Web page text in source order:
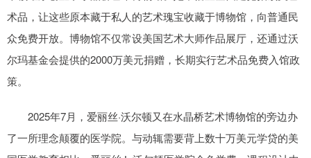
术品，让这些原本藏于私人的艺术瑰宝收藏于博物馆，向普通民
众免费开放。博物馆不仅常设美国艺术大师作品展厅，还通过沃
尔玛基金会提供的2000万美元捐赠，长期实行艺术品免费入馆政
策。
2025年7月，爱丽丝·沃尔顿又在水晶桥艺术博物馆的旁边办
了一所理念颠覆的医学院。与动辄需要背上数十万美元学贷的美